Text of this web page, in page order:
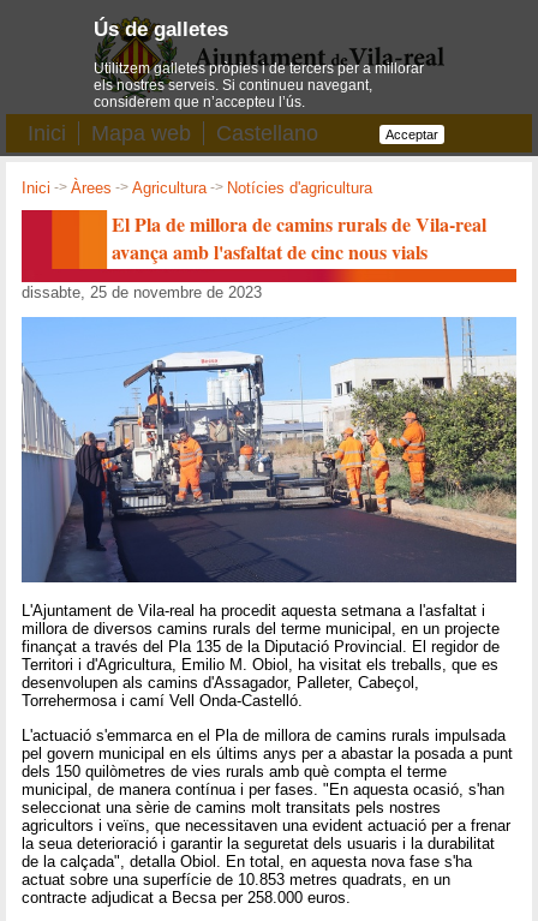
Inici Mapa web Castellano
Inici ->Àrees ->Agricultura-> Notícies d'agricultura
El Pla de millora de camins rurals de Vila-real
avança amb l'asfaltat de cinc nous vials
dissabte, 25 de novembre de 2023
L'Ajuntament de Vila-real ha procedit aquesta setmana a l'asfaltat i
millora de diversos camins rurals del terme municipal, en un projecte
finançat a través del Pla 135 de la Diputació Provincial. El regidor de
Territori i d'Agricultura, Emilio M. Obiol, ha visitat els treballs, que es
desenvolupen als camins d'Assagador, Palleter, Cabeçol,
Torrehermosa i camí Vell Onda-Castelló.
L'actuació s'emmarca en el Pla de millora de camins rurals impulsada
pel govern municipal en els últims anys per a abastar la posada a punt
dels 150 quilòmetres de vies rurals amb què compta el terme
municipal, de manera contínua i per fases. "En aquesta ocasió, s'han
seleccionat una sèrie de camins molt transitats pels nostres
agricultors i veïns, que necessitaven una evident actuació per a frenar
la seua deterioració i garantir la seguretat dels usuaris i la durabilitat
de la calçada", detalla Obiol. En total, en aquesta nova fase s'ha
actuat sobre una superfície de 10.853 metres quadrats, en un
contracte adjudicat a Becsa per 258.000 euros.
Ús de galletes
Utilitzem galletes pròpies i de tercers per a millorar
els nostres serveis. Si continueu navegant,
considerem que n’accepteu l’ús.
Acceptar